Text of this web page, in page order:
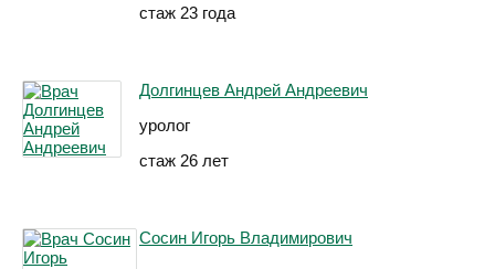
стаж 23 года
Долгинцев Андрей Андреевич
уролог
стаж 26 лет
Сосин Игорь Владимирович